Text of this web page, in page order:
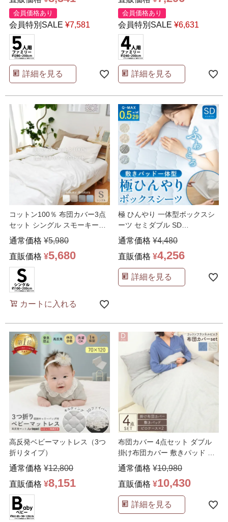
会員価格あり
会員特別SALE ¥7,581
詳細を見る
会員価格あり
会員特別SALE ¥6,631
詳細を見る
コットン100％ 布団カバー3点
セット シングル スモーキーカ
ラー 綿100％ …
通常価格 ¥5,980
直販価格 ¥5,680
カートに入れる
極 ひんやり 一体型ボックスシ
ーツ セミダブル SD
120x200x30cm …
通常価格 ¥4,480
直販価格 ¥4,256
詳細を見る
高反発ベビーマットレス（3つ
折りタイプ）
通常価格 ¥12,800
直販価格 ¥8,151
布団カバー 4点セット ダブル
掛け布団カバー 敷きパッド 枕
カバー 綿100% …
通常価格 ¥10,980
直販価格 ¥10,430
詳細を見る